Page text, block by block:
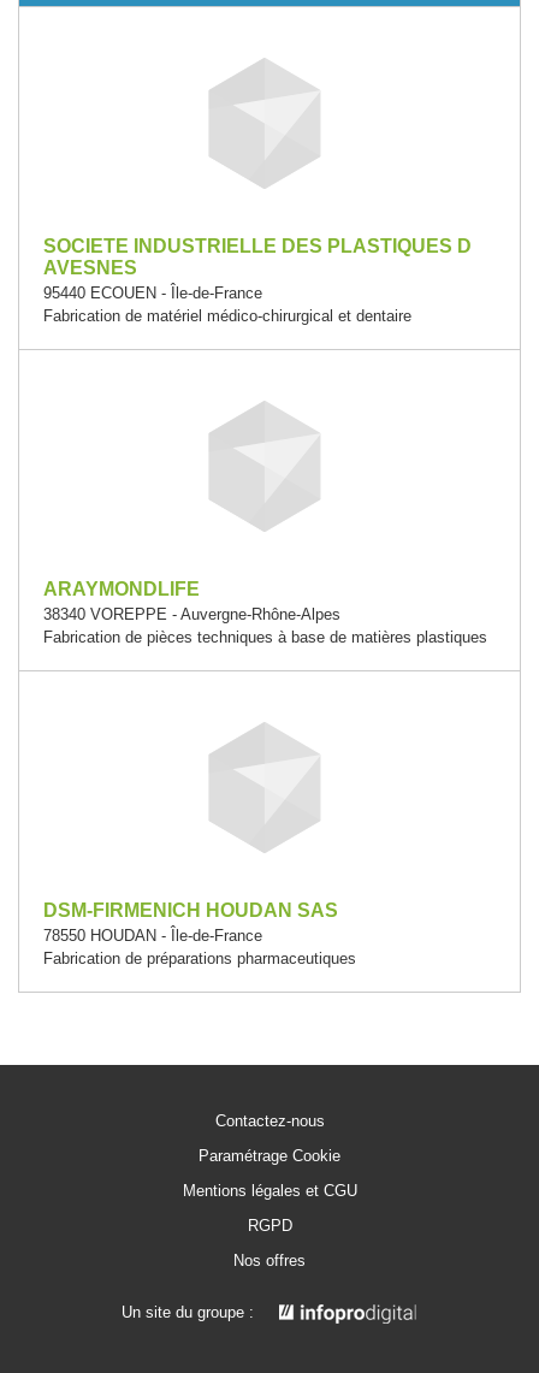
SOCIETE INDUSTRIELLE DES PLASTIQUES D
AVESNES
95440 ECOUEN - Île-de-France
Fabrication de matériel médico-chirurgical et dentaire
ARAYMONDLIFE
38340 VOREPPE - Auvergne-Rhône-Alpes
Fabrication de pièces techniques à base de matières plastiques
DSM-FIRMENICH HOUDAN SAS
78550 HOUDAN - Île-de-France
Fabrication de préparations pharmaceutiques
Contactez-nous
Paramétrage Cookie
Mentions légales et CGU
RGPD
Nos offres
Un site du groupe :